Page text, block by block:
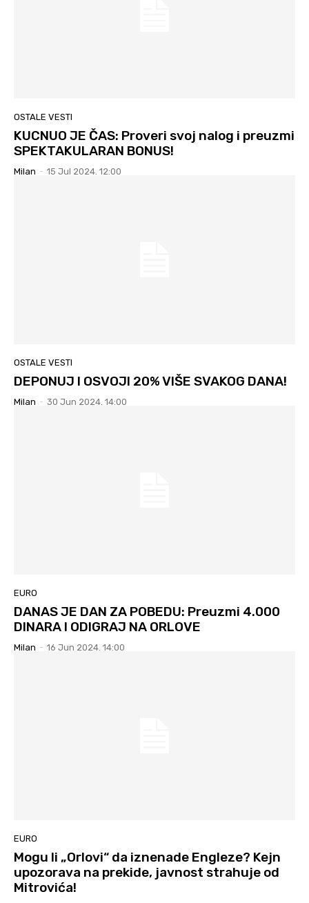
OSTALE VESTI
KUCNUO JE ČAS: Proveri svoj nalog i preuzmi
SPEKTAKULARAN BONUS!
Milan - 15 Jul 2024. 12:00
OSTALE VESTI
DEPONUJ I OSVOJI 20% VIŠE SVAKOG DANA!
Milan - 30 Jun 2024. 14:00
EURO
DANAS JE DAN ZA POBEDU: Preuzmi 4.000
DINARA I ODIGRAJ NA ORLOVE
Milan - 16 Jun 2024. 14:00
EURO
Mogu li „Orlovi“ da iznenade Engleze? Kejn
upozorava na prekide, javnost strahuje od
Mitrovića!